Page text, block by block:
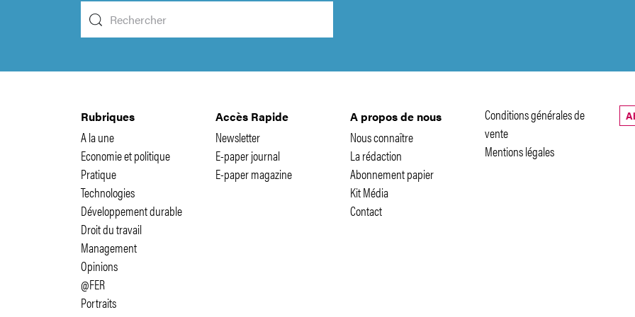
Rubriques
A la une
Economie et politique
Pratique
Technologies
Développement durable
Droit du travail
Management
Opinions
@FER
Portraits
Accès Rapide
Newsletter
E-paper journal
E-paper magazine
A propos de nous
Nous connaître
La rédaction
Abonnement papier
Kit Média
Contact
Conditions générales de
vente
Mentions légales